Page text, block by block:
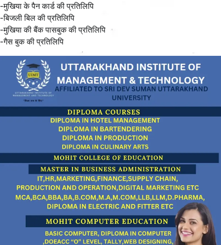
-मुखिया के पैन कार्ड की प्रतिलिपि
-बिजली बिल की प्रतिलिपि
-मुखिया की बैंक पासबुक की प्रतिलिपि
-गैस बुक की प्रतिलिपि